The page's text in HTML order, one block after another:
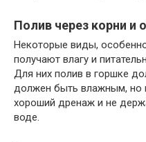
Полив через корни и
Некоторые виды,
получают влагу и
Для них полив в горшке
должен быть влажным, но
хороший дренаж и не
воде.